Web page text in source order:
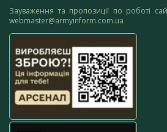
Зауваження та пропозиції по роботі
webmaster@armyinform.com.ua